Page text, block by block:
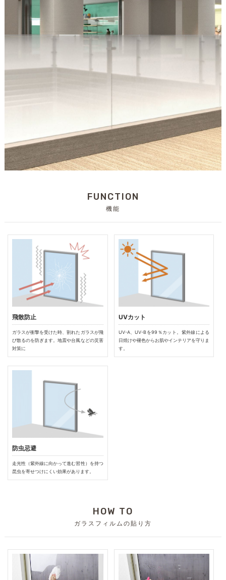
FUNCTION
機能
飛散防止
ガラスが衝撃を受けた時、割れたガラスが飛
び散るのを防ぎます。地震や台風などの災害
対策に
UVカット
UV-A、UV-Bを99％カット。紫外線による
日焼けや褪色からお肌やインテリアを守りま
す。
防虫忌避
走光性（紫外線に向かって進む習性）を持つ
昆虫を寄せつけにくい効果があります。
HOW TO
ガラスフィルムの貼り方